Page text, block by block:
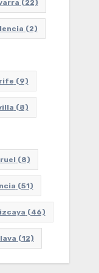
(22)
(2)
(9)
(8)
(8)
(51)
(46)
(12)